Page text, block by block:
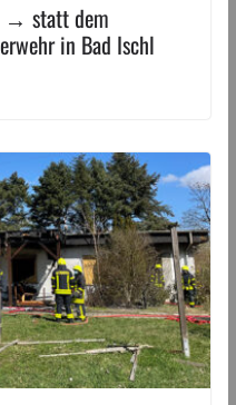
→ statt dem
in Bad Ischl